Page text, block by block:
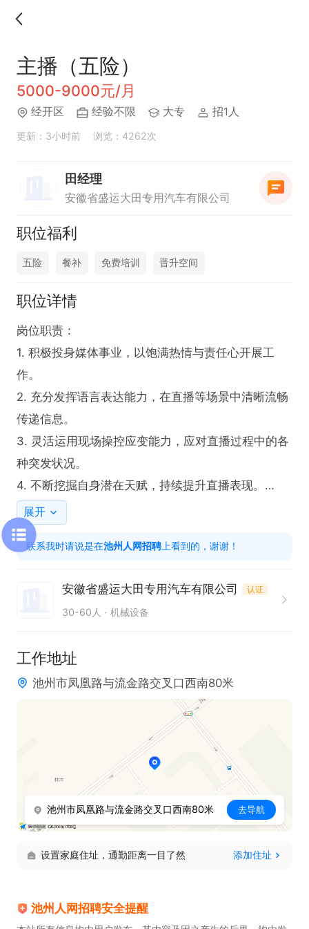
主播（五险）
5000-9000元/月
经开区 经验不限 大专 招1人
更新：3小时前 浏览：4262次
田经理
安徽省盛运大田专用汽车有限公司
职位福利
五险 餐补 免费培训 晋升空间
职位详情
岗位职责：
1. 积极投身媒体事业，以饱满热情与责任心开展工
作。
2. 充分发挥语言表达能力，在直播等场景中清晰流畅
传递信息。
3. 灵活运用现场操控应变能力，应对直播过程中的各
种突发状况。
4. 不断挖掘自身潜在天赋，持续提升直播表现。
任职要求：
1. 形象气质出众，具备才艺者优先考虑。
3. 对媒体事业充满热爱，工作态度积极负责。
4. 拥有较强的语言表达能力与现场操控应变能力。
福利待遇：
1. 公司按时足额发放工资，从不拖欠。
2. 给予免费培训机会，助力个人成长。
3. 拥有广阔晋升空间，实现职业飞跃。
展开
联系我时请说是在池州人网招聘上看到的，谢谢！
安徽省盛运大田专用汽车有限公司 认证
30-60人 机械设备
工作地址
池州市凤凰路与流金路交叉口西南80米
池州市凤凰路与流金路交叉口西南80米 去导航
设置家庭住址，通勤距离一目了然 添加住址
池州人网招聘安全提醒